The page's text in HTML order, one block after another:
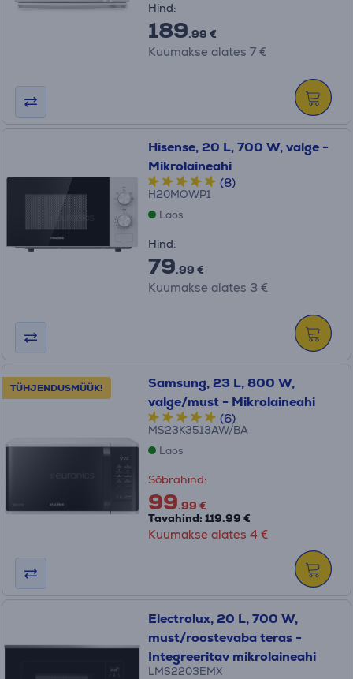
Hind:
189.99 €
Kuumakse alates 7 €
Hisense, 20 L, 700 W, valge -
Mikrolaineahi
(8)
H20MOWP1
Laos
Hind:
79.99 €
Kuumakse alates 3 €
TÜHJENDUSMÜÜK!
Samsung, 23 L, 800 W,
valge/must - Mikrolaineahi
(6)
MS23K3513AW/BA
Laos
Sõbrahind:
99.99 €
Tavahind: 119.99 €
Kuumakse alates 4 €
Electrolux, 20 L, 700 W,
must/roostevaba teras -
Integreeritav mikrolaineahi
LMS2203EMX